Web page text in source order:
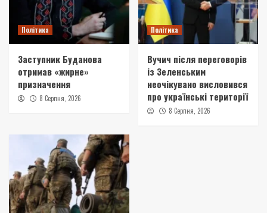
Політика
Заступник Буданова
отримав «жирне»
призначення
8 Серпня, 2026
Політика
Вучич після переговорів
із Зеленським
неочікувано висловився
про українські території
8 Серпня, 2026